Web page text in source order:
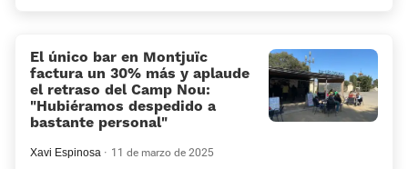
El único bar en Montjuïc
factura un 30% más y aplaude
el retraso del Camp Nou:
«Hubiéramos despedido a
bastante personal»
Xavi Espinosa 11 de marzo de 2025